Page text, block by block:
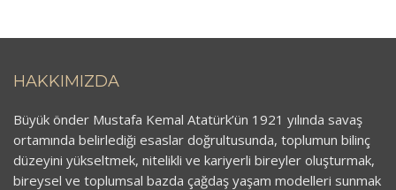
HAKKIMIZDA
Büyük önder Mustafa Kemal Atatürk’ün 1921 yılında savaş
ortamında belirlediği esaslar doğrultusunda, toplumun bilinç
düzeyini yükseltmek, nitelikli ve kariyerli bireyler oluşturmak,
bireysel ve toplumsal bazda çağdaş yaşam modelleri sunmak